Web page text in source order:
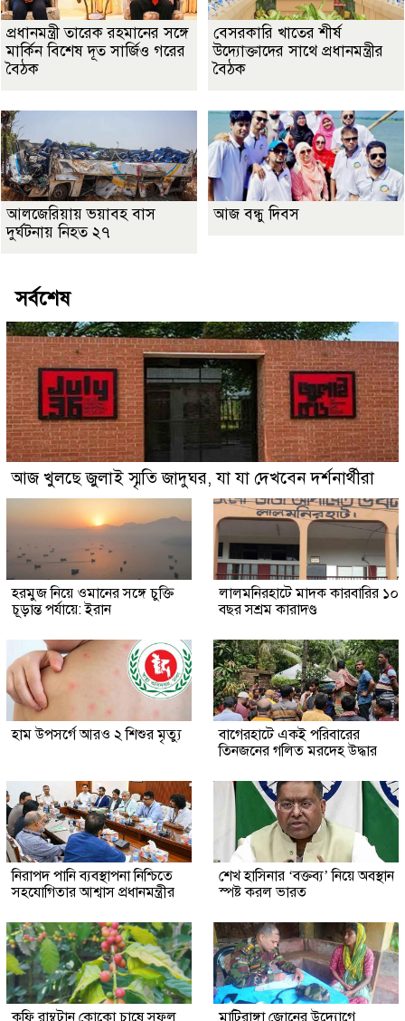
প্রধানমন্ত্রী তারেক রহমানের সঙ্গে
মার্কিন বিশেষ দূত সার্জিও গরের
বৈঠক
বেসরকারি খাতের শীর্ষ
উদ্যোক্তাদের সাথে প্রধানমন্ত্রীর
বৈঠক
আলজেরিয়ায় ভয়াবহ বাস
দুর্ঘটনায় নিহত ২৭
আজ বন্ধু দিবস
সর্বশেষ
আজ খুলছে জুলাই স্মৃতি জাদুঘর, যা যা দেখবেন দর্শনার্থীরা
হরমুজ নিয়ে ওমানের সঙ্গে চুক্তি
চূড়ান্ত পর্যায়ে: ইরান
লালমনিরহাটে মাদক কারবারির ১০
বছর সশ্রম কারাদণ্ড
হাম উপসর্গে আরও ২ শিশুর মৃত্যু
‎বাগেরহাটে একই পরিবারের
তিনজনের গলিত মরদেহ উদ্ধার
নিরাপদ পানি ব্যবস্থাপনা নিশ্চিতে
সহযোগিতার আশ্বাস প্রধানমন্ত্রীর
শেখ হাসিনার ‘বক্তব্য’ নিয়ে অবস্থান
স্পষ্ট করল ভারত
কফি রাম্বুটান কোকো চাষে সফল
মাটিরাঙ্গা জোনের উদ্যোগে